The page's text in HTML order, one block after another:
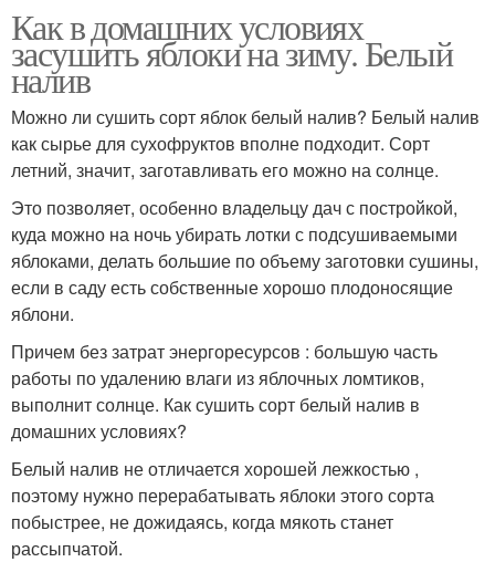
Как в домашних условиях
засушить яблоки на зиму. Белый
налив
Можно ли сушить сорт яблок белый налив? Белый налив
как сырье для сухофруктов вполне подходит. Сорт
летний, значит, заготавливать его можно на солнце.
Это позволяет, особенно владельцу дач с постройкой,
куда можно на ночь убирать лотки с подсушиваемыми
яблоками, делать большие по объему заготовки сушины,
если в саду есть собственные хорошо плодоносящие
яблони.
Причем без затрат энергоресурсов : большую часть
работы по удалению влаги из яблочных ломтиков,
выполнит солнце. Как сушить сорт белый налив в
домашних условиях?
Белый налив не отличается хорошей лежкостью ,
поэтому нужно перерабатывать яблоки этого сорта
побыстрее, не дожидаясь, когда мякоть станет
рассыпчатой.